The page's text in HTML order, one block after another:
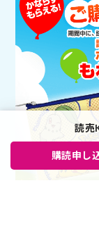
読売
購読申し